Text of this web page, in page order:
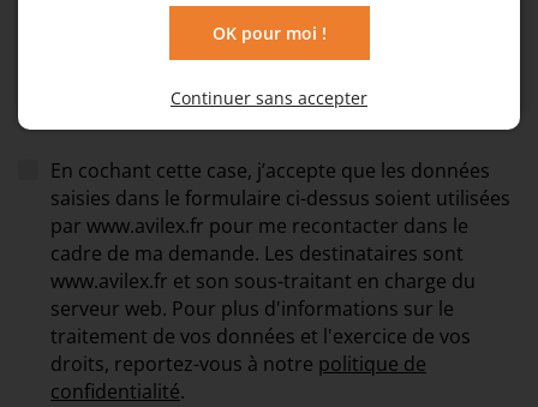
Joindre un fichier
En cochant cette case, j’accepte que les données
saisies dans le formulaire ci-dessus soient utilisées
par www.avilex.fr pour me recontacter dans le
cadre de ma demande. Les destinataires sont
www.avilex.fr et son sous-traitant en charge du
serveur web. Pour plus d'informations sur le
traitement de vos données et l'exercice de vos
droits, reportez-vous à notre politique de
confidentialité.
OK pour moi !
Continuer sans accepter